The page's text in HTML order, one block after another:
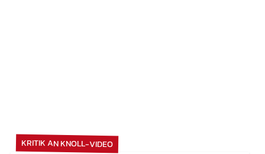
KRITIK AN KNOLL-VIDEO